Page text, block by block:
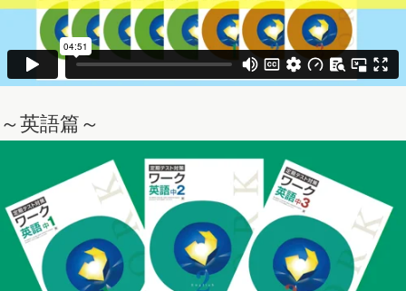
～英語篇～